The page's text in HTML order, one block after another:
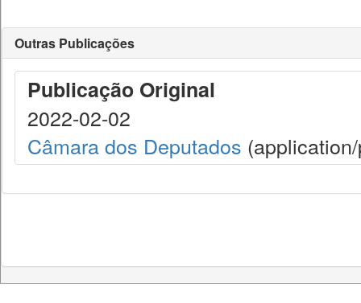
Outras Publicações
Publicação Original
2022-02-02
Câmara dos Deputados